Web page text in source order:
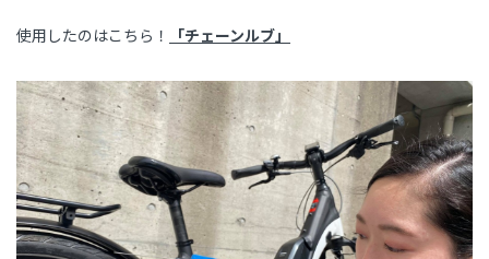
使用したのはこちら！ 「チェーンルブ」